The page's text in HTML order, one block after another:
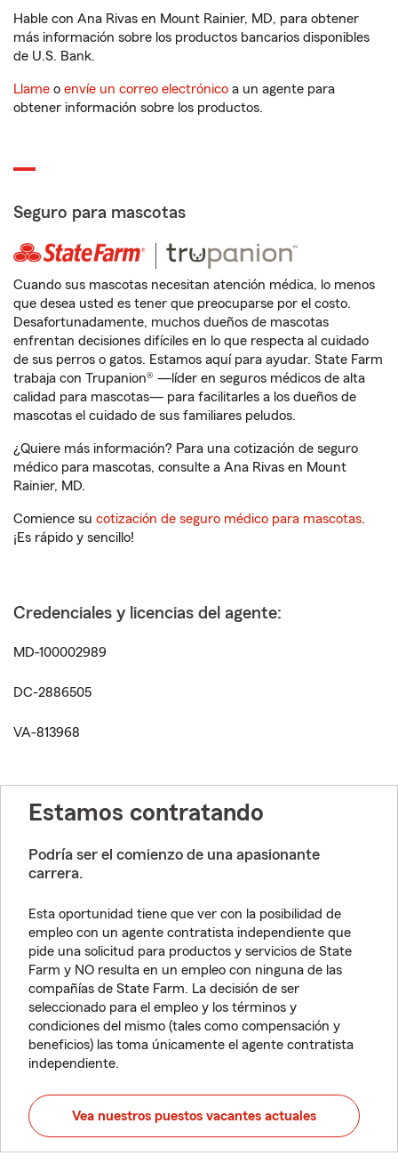
Hable con Ana Rivas en Mount Rainier, MD, para obtener
más información sobre los productos bancarios disponibles
de U.S. Bank.
Llame o envíe un correo electrónico a un agente para
obtener información sobre los productos.
Seguro para mascotas
Cuando sus mascotas necesitan atención médica, lo menos
que desea usted es tener que preocuparse por el costo.
Desafortunadamente, muchos dueños de mascotas
enfrentan decisiones difíciles en lo que respecta al cuidado
de sus perros o gatos. Estamos aquí para ayudar. State Farm
trabaja con Trupanion® —líder en seguros médicos de alta
calidad para mascotas— para facilitarles a los dueños de
mascotas el cuidado de sus familiares peludos.
¿Quiere más información? Para una cotización de seguro
médico para mascotas, consulte a Ana Rivas en Mount
Rainier, MD.
Comience su cotización de seguro médico para mascotas.
¡Es rápido y sencillo!
Credenciales y licencias del agente:
MD-100002989
DC-2886505
VA-813968
Estamos contratando
Podría ser el comienzo de una apasionante
carrera.
Esta oportunidad tiene que ver con la posibilidad de
empleo con un agente contratista independiente que
pide una solicitud para productos y servicios de State
Farm y NO resulta en un empleo con ninguna de las
compañías de State Farm. La decisión de ser
seleccionado para el empleo y los términos y
condiciones del mismo (tales como compensación y
beneficios) las toma únicamente el agente contratista
independiente.
Vea nuestros puestos vacantes actuales